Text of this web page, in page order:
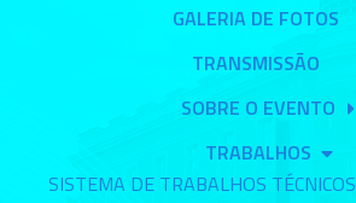
GALERIA DE FOTOS
TRANSMISSÃO
SOBRE O EVENTO
TRABALHOS
SISTEMA DE TRABALHOS TÉCNICOS